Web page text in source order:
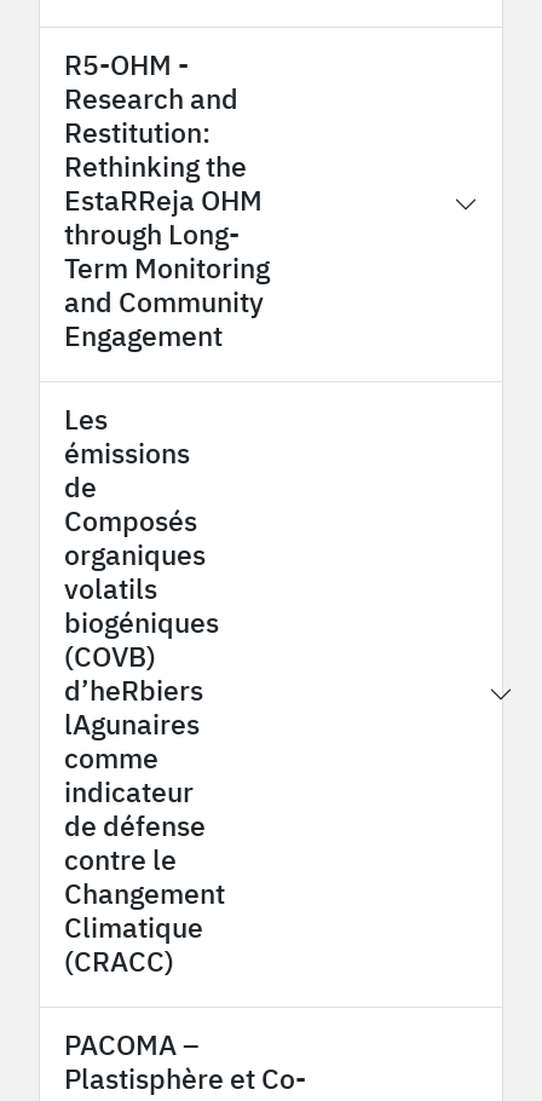
R5-OHM -
Research and
Restitution:
Rethinking the
EstaRReja OHM
through Long-
Term Monitoring
and Community
Engagement
Les
émissions
de
Composés
organiques
volatils
biogéniques
(COVB)
d’heRbiers
lAgunaires
comme
indicateur
de défense
contre le
Changement
Climatique
(CRACC)
PACOMA –
Plastisphère et Co-